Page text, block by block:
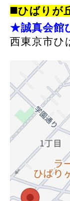
◼️ひばりが
★誠真会館
西東京市ひ